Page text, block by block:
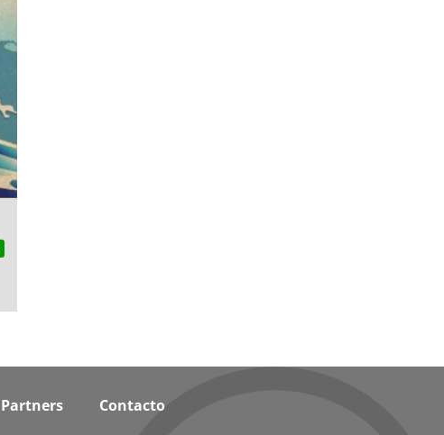
Partners Contacto